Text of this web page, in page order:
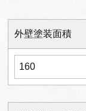
外壁塗装面積